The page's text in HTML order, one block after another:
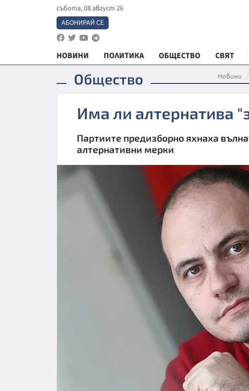
събота, 08 август 26
АБОНИРАЙ СЕ
НОВИНИ ПОЛИТИКА ОБЩЕСТВО СВЯТ
Общество Новини
Има ли алтернатива
Партиите предизборно яхнаха
алтернативни мерки